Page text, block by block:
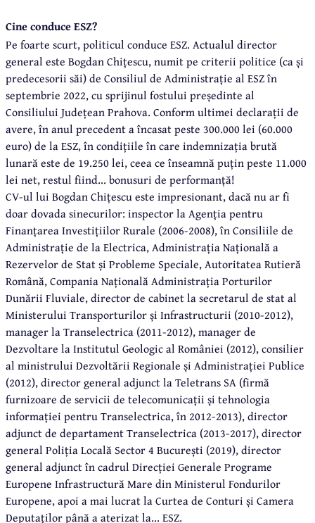
Cine conduce ESZ?
Pe foarte scurt, politicul conduce ESZ. Actualul director
general este Bogdan Chițescu, numit pe criterii politice (ca și
predecesorii săi) de Consiliul de Administrație al ESZ în
septembrie 2022, cu sprijinul fostului președinte al
Consiliului Județean Prahova. Conform ultimei declarații de
avere, în anul precedent a încasat peste 300.000 lei (60.000
euro) de la ESZ, în condițiile în care indemnizația brută
lunară este de 19.250 lei, ceea ce înseamnă puțin peste 11.000
lei net, restul fiind... bonusuri de performanță!
CV-ul lui Bogdan Chițescu este impresionant, dacă nu ar fi
doar dovada sinecurilor: inspector la Agenția pentru
Finanțarea Investițiilor Rurale (2006-2008), în Consiliile de
Administrație de la Electrica, Administrația Națională a
Rezervelor de Stat și Probleme Speciale, Autoritatea Rutieră
Română, Compania Națională Administrația Porturilor
Dunării Fluviale, director de cabinet la secretarul de stat al
Ministerului Transporturilor și Infrastructurii (2010-2012),
manager la Transelectrica (2011-2012), manager de
Dezvoltare la Institutul Geologic al României (2012), consilier
al ministrului Dezvoltării Regionale și Administrației Publice
(2012), director general adjunct la Teletrans SA (firmă
furnizoare de servicii de telecomunicații și tehnologia
informației pentru Transelectrica, în 2012-2013), director
adjunct de departament Transelectrica (2013-2017), director
general Poliția Locală Sector 4 București (2019), director
general adjunct în cadrul Direcției Generale Programe
Europene Infrastructură Mare din Ministerul Fondurilor
Europene, apoi a mai lucrat la Curtea de Conturi și Camera
Deputaților până a aterizat la... ESZ.